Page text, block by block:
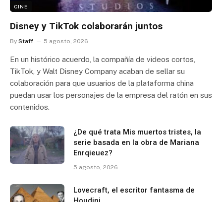
CINE
Disney y TikTok colaborarán juntos
By Staff 5 agosto, 2026
En un histórico acuerdo, la compañía de videos cortos,
TikTok, y Walt Disney Company acaban de sellar su
colaboración para que usuarios de la plataforma china
puedan usar los personajes de la empresa del ratón en sus
contenidos.
¿De qué trata Mis muertos tristes, la
serie basada en la obra de Mariana
Enrqieuez?
5 agosto, 2026
Lovecraft, el escritor fantasma de